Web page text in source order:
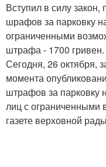
Вступил в силу
шрафов за парковку
ограниченными
штрафа - 1700 гривен.
Сегодня, 26 октября,
момента
штрафов за парковку
лиц с ограниченными
газете верховной